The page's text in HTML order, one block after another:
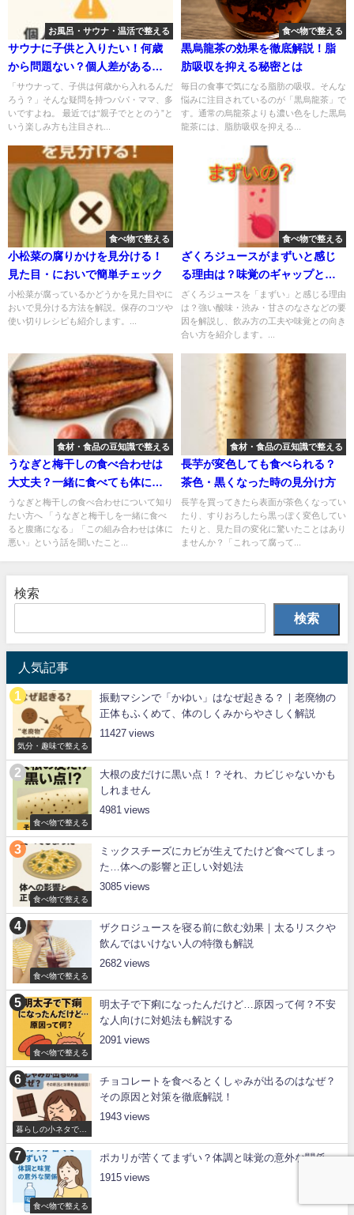
お風呂・サウナ・温活で整える
サウナに子供と入りたい！何歳
から問題ない？個人差があるの
で注意しましょう！
「サウナって、子供は何歳から入れるんだ
ろう？」そんな疑問を持つパパ・ママ、多
いですよね。 最近では“親子でととのう”と
いう楽しみ方も注目され...
食べ物で整える
黒烏龍茶の効果を徹底解説！脂
肪吸収を抑える秘密とは
毎日の食事で気になる脂肪の吸収。そんな
悩みに注目されているのが「黒烏龍茶」で
す。通常の烏龍茶よりも濃い色をした黒烏
龍茶には、脂肪吸収を抑える...
食べ物で整える
小松菜の腐りかけを見分ける！
見た目・においで簡単チェック
小松菜が腐っているかどうかを見た目やに
おいで見分ける方法を解説。保存のコツや
使い切りレシピも紹介します。...
食べ物で整える
ざくろジュースがまずいと感じ
る理由は？味覚のギャップと飲
み方の考察
ざくろジュースを「まずい」と感じる理由
は？強い酸味・渋み・甘さのなさなどの要
因を解説し、飲み方の工夫や味覚との向き
合い方を紹介します。...
食材・食品の豆知識で整える
うなぎと梅干しの食べ合わせは
大丈夫？一緒に食べても体に害
がない理由を解説
うなぎと梅干しの食べ合わせについて知り
たい方へ 「うなぎと梅干しを一緒に食べ
ると腹痛になる」「この組み合わせは体に
悪い」という話を聞いたこと...
食材・食品の豆知識で整える
長芋が変色しても食べられる？
茶色・黒くなった時の見分け方
長芋を買ってきたら表面が茶色くなってい
たり、すりおろしたら黒っぽく変色してい
たりと、見た目の変化に驚いたことはあり
ませんか？「これって腐って...
検索
検索
人気記事
気分・趣味で整える
振動マシンで「かゆい」はなぜ起きる？｜老廃物の
正体もふくめて、体のしくみからやさしく解説
11427
食べ物で整える
大根の皮だけに黒い点！？それ、カビじゃないかも
しれません
4981
食べ物で整える
ミックスチーズにカビが生えてたけど食べてしまっ
た…体への影響と正しい対処法
3085
食べ物で整える
ザクロジュースを寝る前に飲む効果｜太るリスクや
飲んではいけない人の特徴も解説
2682
食べ物で整える
明太子で下痢になったんだけど…原因って何？不安
な人向けに対処法も解説する
2091
暮らしの小ネタで整
チョコレートを食べるとくしゃみが出るのはなぜ？
その原因と対策を徹底解説！
1943
食べ物で整える
ポカリが苦くてまずい？体調と味覚の意外な関係
1915